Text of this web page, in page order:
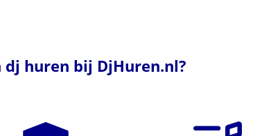
dj huren bij DjHuren.nl?